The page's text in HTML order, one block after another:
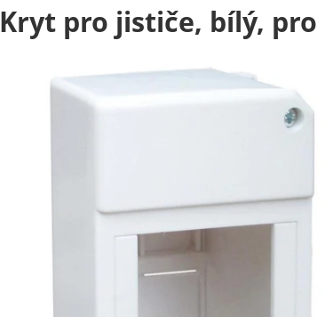
Kryt pro jističe, bílý, pro
Fotografie